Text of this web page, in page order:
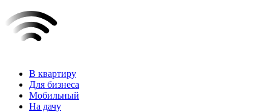
В квартиру
Для бизнеса
Мобильный
На дачу